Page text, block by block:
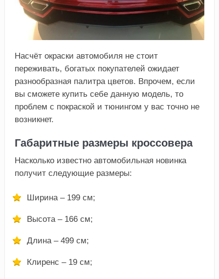
Насчёт окраски автомобиля не стоит
переживать, богатых покупателей ожидает
разнообразная палитра цветов. Впрочем, если
вы сможете купить себе данную модель, то
проблем с покраской и тюнингом у вас точно не
возникнет.
Габаритные размеры кроссовера
Насколько известно автомобильная новинка
получит следующие размеры:
Ширина – 199 см;
Высота – 166 см;
Длина – 499 см;
Клиренс – 19 см;